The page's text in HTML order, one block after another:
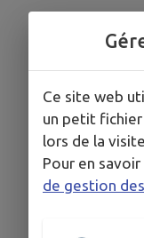
Ce site web
un petit
lors de la
Pour en
de gestion